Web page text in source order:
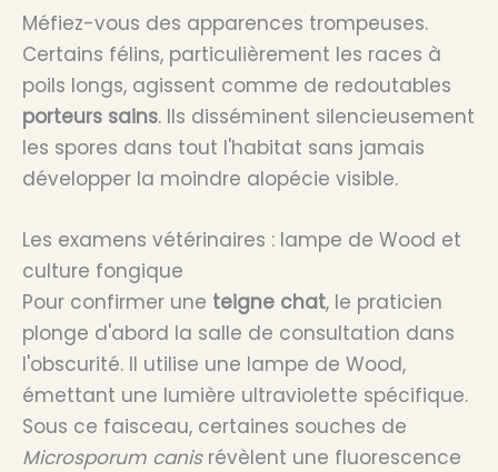
Méfiez-vous des apparences trompeuses.
Certains félins, particulièrement les races à
poils longs, agissent comme de redoutables
porteurs sains. Ils disséminent silencieusement
les spores dans tout l'habitat sans jamais
développer la moindre alopécie visible.
Les examens vétérinaires : lampe de Wood et
culture fongique
Pour confirmer une teigne chat, le praticien
plonge d'abord la salle de consultation dans
l'obscurité. Il utilise une lampe de Wood,
émettant une lumière ultraviolette spécifique.
Sous ce faisceau, certaines souches de
Microsporum canisrévèlent une fluorescence